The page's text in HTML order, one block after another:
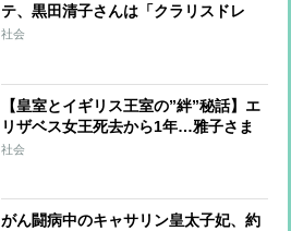
テ、黒田清子さんは「クラリスドレ
ス」と話題に 女性皇族の華麗な
社会
【皇室とイギリス王室の”絆”秘話】エ
リザベス女王死去から1年…雅子さま
へ女王からのやさしさ溢れる手紙、天
社会
がん闘病中のキャサリン皇太子妃、約